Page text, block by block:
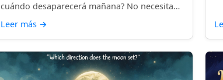
cuándo desaparecerá mañana? No necesitas
Leer más →